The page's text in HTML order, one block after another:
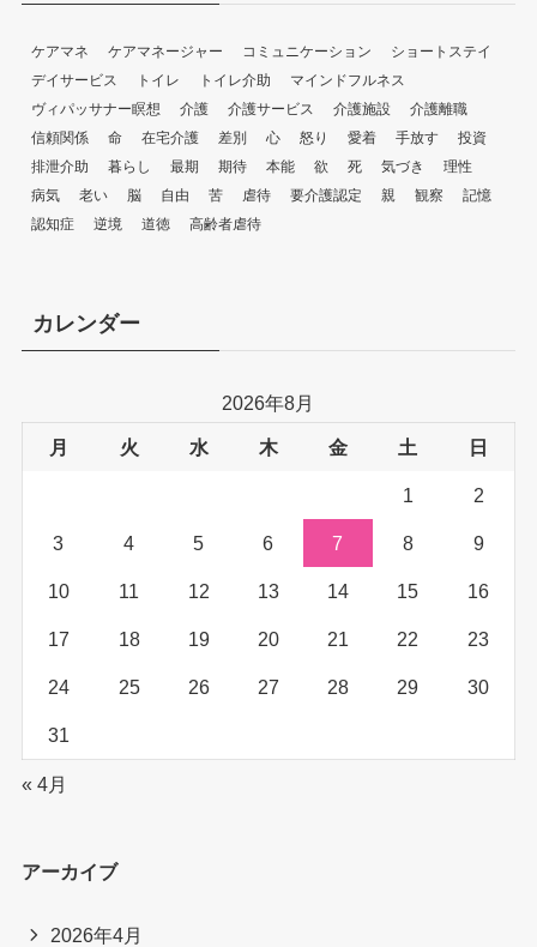
ケアマネ ケアマネージャー コミュニケーション
ショートステイ
デイサービス
トイレ トイレ介助
マインドフルネス
ヴィパッサナー瞑想
介護 介護サービス 介護施設
介護離職
信頼関係
命 在宅介護 差別 心 怒り 愛着 手放す
投資
排泄介助
暮らし 最期 期待 本能 欲 死 気づき
理性
病気
老い 脳 自由 苦 虐待 要介護認定 親 観察
記憶
認知症
逆境 道徳 高齢者虐待
カレンダー
2026年8月
月 火 水 木 金 土 日
1 2
3 4 5 6 7 8 9
10 11 12 13 14 15 16
17 18 19 20 21 22 23
24 25 26 27 28 29 30
31
« 4月
アーカイブ
2026年4月